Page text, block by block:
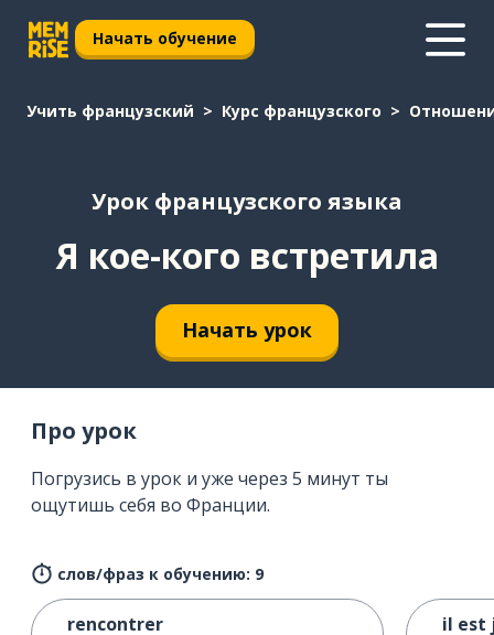
Начать обучение
Учить французский Курс французского
Урок французского языка
Я кое-кого встретила
Начать урок
Про урок
Погрузись в урок и уже через 5 минут ты
ощутишь себя во Франции.
слов/фраз к обучению: 9
rencontrer il est